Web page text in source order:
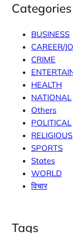
Categories
BUSINESS
CAREER/
CRIME
HEALTH
NATIONAL
Others
POLITICAL
RELIGIOUS
SPORTS
States
WORLD
विचार
Tags